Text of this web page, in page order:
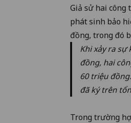
Giả sử hai công
phát sinh bảo
đồng, trong đó
Khi xảy ra sự
đồng, hai
60 triệu
đã ký trên
Trong trường